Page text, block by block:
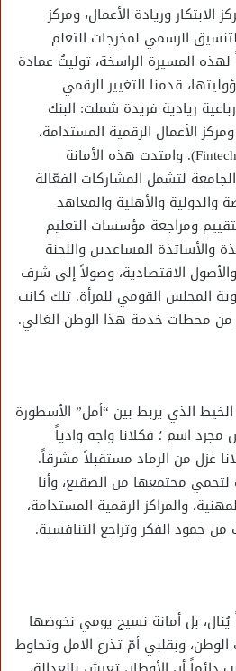
وريادة الأعمال، ومركز
الرسمي لمخرجات التعلم
لهذه المسيرة الراسخة، توليتُ عمادة
قدمنا التغيير الرقمي
ريادية فريدة شملت: البنك
الأعمال الرقمية المستدامة،
ومركز التكنولوجيا المالية (Fintech). وامتدت هذه الأمانة
لتشمل المشاركات الفعّالة
والدولية والأهلية والمعاهد
ومراجعة مؤسسات التعليم
والأساتذة المساعدين واللجنة
والأصول الاقتصادية، وصولاً إلى شرف
المجلس القومي للمرأة. تلك كانت
محطات خدمة هذا الوطن الغالي.
الذي يربط بين “أمل” الأسطورة
اسم ؛ فكلانا واجه وادياً
غزل من الرماد مستقبلاً مشرقاً.
مجتمعها من الصقيع، وأنا
والمراكز الرقمية المستدامة،
جمود الفكر وتراجع التنافسية.
يُنال، بل أمانة نسيج يومي نخوضها
وبقلبي أمّ تذرع الامل وتحاوط